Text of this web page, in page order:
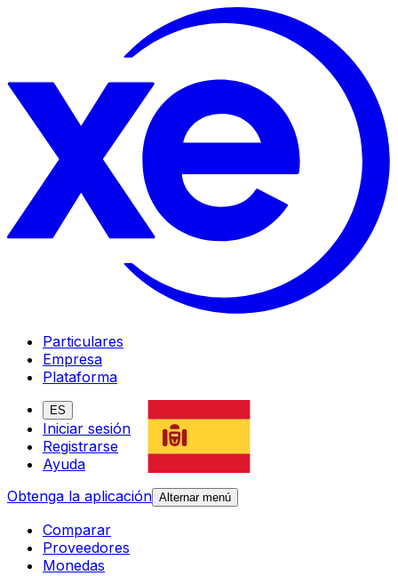
Particulares
Empresa
Plataforma
ES
Iniciar sesión
Registrarse
Ayuda
Obtenga la aplicación Alternar menú
Comparar
Proveedores
Monedas